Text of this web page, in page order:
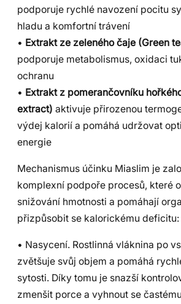
podporuje rychlé navození pocitu
hladu a komfortní trávení
• Extrakt ze zeleného čaje (Green
podporuje metabolismus, oxidaci
ochranu
• Extrakt z pomerančovníku
extract) aktivuje přirozenou
výdej kalorií a pomáhá udržovat
energie
Mechanismus účinku Miaslim je
komplexní podpoře procesů, které
snižování hmotnosti a pomáhají
přizpůsobit se kalorickému deficitu:
• Nasycení. Rostlinná vláknina po
zvětšuje svůj objem a pomáhá
sytosti. Díky tomu je snazší
zmenšit porce a vyhnout se